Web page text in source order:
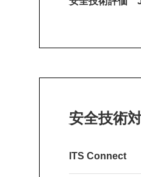
安全技術
ITS Connect